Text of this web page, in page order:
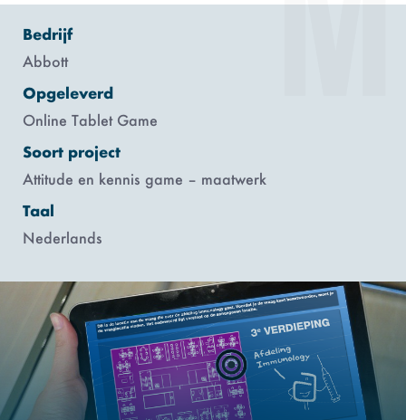
Bedrijf
Abbott
Opgeleverd
Online Tablet Game
Soort project
Attitude en kennis game – maatwerk
Taal
Nederlands